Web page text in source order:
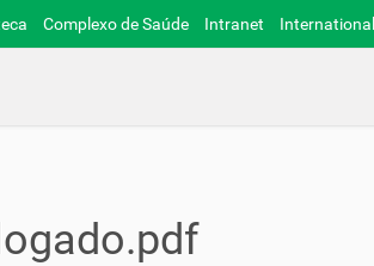
Complexo de Saúde Intranet International